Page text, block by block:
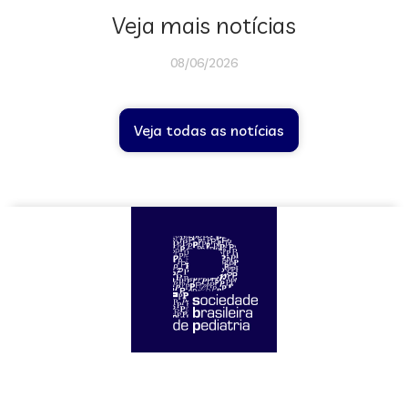
Veja mais notícias
08/06/2026
Veja todas as notícias